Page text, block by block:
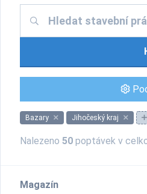
Bazary Jihočeský kraj
Nalezeno 50 poptávek v
Magazín